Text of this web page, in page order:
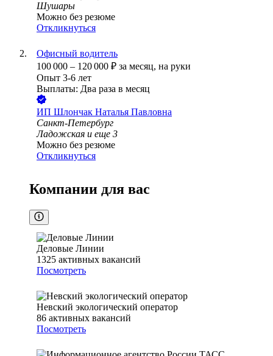
Шушары
Можно без резюме
Откликнуться
Офисный водитель
100 000 – 120 000 ₽ за месяц, на руки
Опыт 3-6 лет
Выплаты: Два раза в месяц
ИП Шлончак Наталья Павловна
Санкт-Петербург
Ладожская и еще 3
Можно без резюме
Откликнуться
Компании для вас
Деловые Линии
1325 активных вакансий
Посмотреть
Невский экологический оператор
86 активных вакансий
Посмотреть